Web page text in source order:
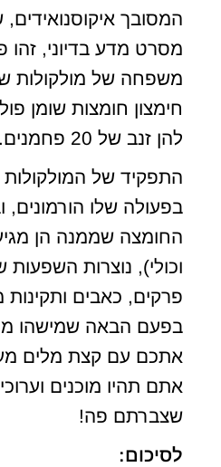
המסובך
מסרט מדע בדיוני,
משפחה של מולקולות
חימצון חומצות שומן
להן זנב של 20 פחמנים.
התפקיד של המולקולות
בפעולה שלו הורמונים,
וכולי), נוצרות השפעות
פרקים, כאבים
בפעם הבאה שמישהו
אתכם עם קצת מלים
אתם תהיו מוכנים
שצברתם פה!
לסיכום: